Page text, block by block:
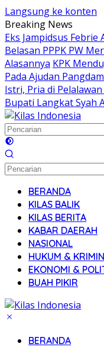
Langsung ke konten
Breaking News
Eks Jampidsus
Belasan PPPK PW
Alasannya KPK
Pada Ajudan
Istri, Pria di
Bupati Langkat Syah
BERANDA
KILAS BALIK
KILAS BERITA
KABAR DAERAH
NASIONAL
HUKUM &
EKONOMI &
BUAH PIKIR
BERANDA